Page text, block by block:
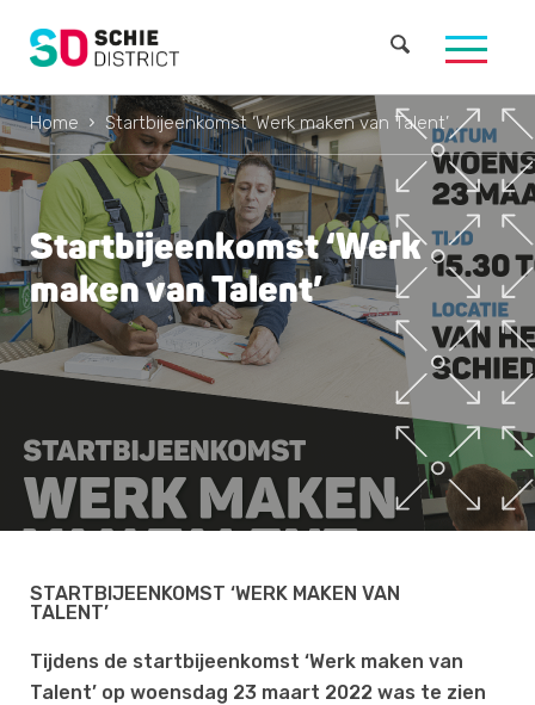
Home Startbijeenkomst ‘Werk maken van Talent’
Startbijeenkomst ‘Werk
maken van Talent’
STARTBIJEENKOMST ‘WERK MAKEN VAN
TALENT’
Tijdens de startbijeenkomst ‘Werk maken van
Talent’ op woensdag 23 maart 2022 was te zien